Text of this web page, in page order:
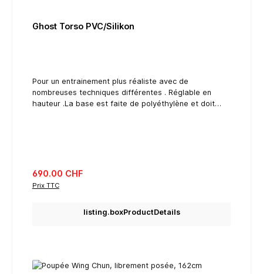
Ghost Torso PVC/Silikon
Pour un entrainement plus réaliste avec de
nombreuses techniques différentes . Réglable en
hauteur .La base est faite de polyéthylène et doit
listing.regularPriceLabel
690.00 CHF
Prix TTC
listing.boxProductDetails